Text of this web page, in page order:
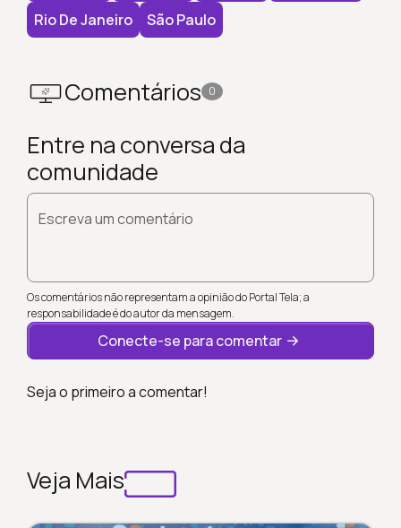
Rio De Janeiro
São Paulo
Comentários 0
Entre na conversa da
comunidade
Escreva um comentário
Os comentários não representam a opinião do Portal Tela; a
responsabilidade é do autor da mensagem.
Conecte-se para comentar
Seja o primeiro a comentar!
Veja Mais